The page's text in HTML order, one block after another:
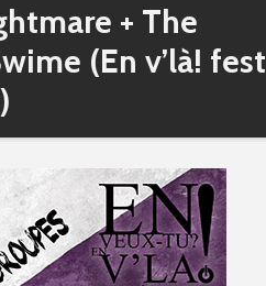
+ The
(En v’là! fest